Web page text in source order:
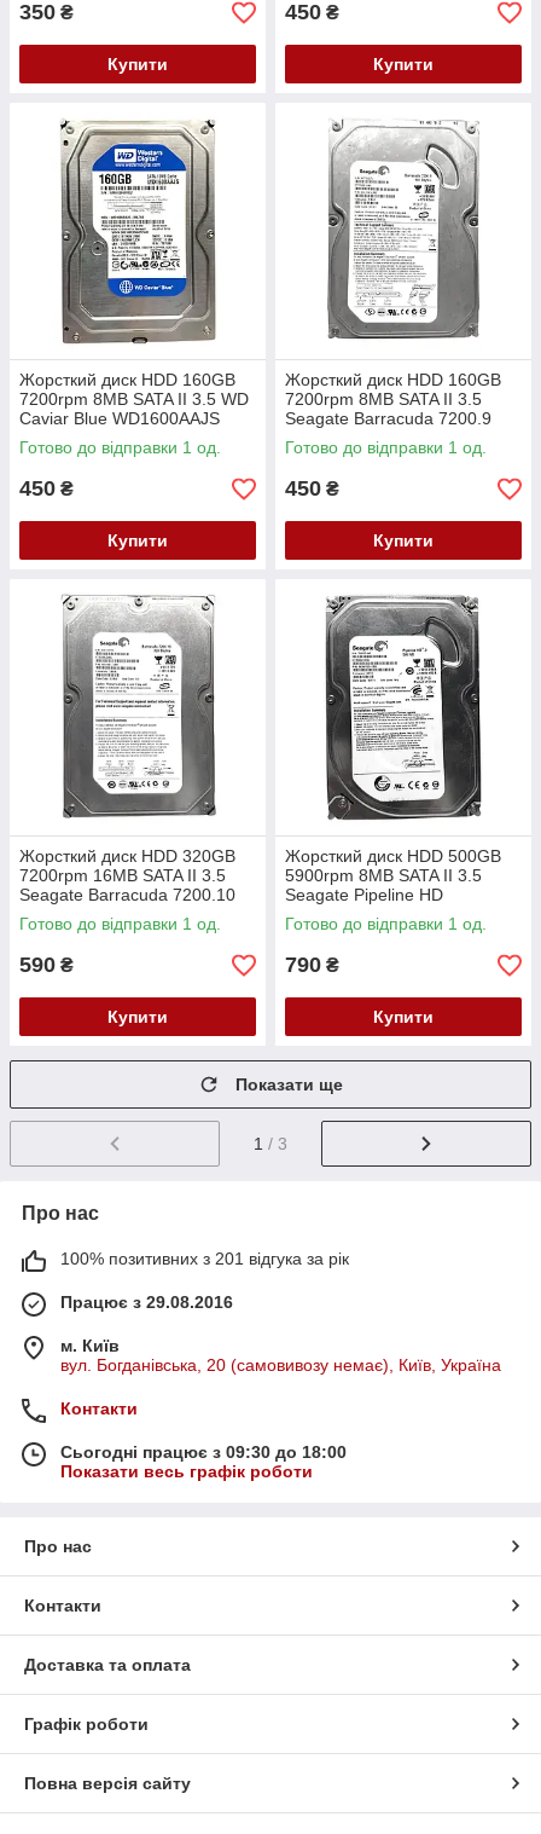
350 ₴
Купити
450 ₴
Купити
Жорсткий диск HDD 160GB
7200rpm 8MB SATA II 3.5 WD
Caviar Blue WD1600AAJS
Готово до відправки 1 од.
450 ₴
Купити
Жорсткий диск HDD 160GB
7200rpm 8MB SATA II 3.5
Seagate Barracuda 7200.9
ST3160811AS
Готово до відправки 1 од.
450 ₴
Купити
Жорсткий диск HDD 320GB
7200rpm 16MB SATA II 3.5
Seagate Barracuda 7200.10
ST3320620AS
Готово до відправки 1 од.
590 ₴
Купити
Жорсткий диск HDD 500GB
5900rpm 8MB SATA II 3.5
Seagate Pipeline HD
ST3500312CS
Готово до відправки 1 од.
790 ₴
Купити
Показати ще
1 / 3
Про нас
100% позитивних з 201 відгука за рік
Працює з 29.08.2016
м. Київ
вул. Богданівська, 20 (самовивозу немає), Київ, Україна
Контакти
Сьогодні працює з 09:30 до 18:00
Показати весь графік роботи
Про нас
Контакти
Доставка та оплата
Графік роботи
Повна версія сайту